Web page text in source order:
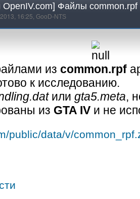
OpenIV.com] Файлы common.rpf
16:25, GooD-NTS
из common.rpf
к исследованию.
или gta5.meta,
из GTA IV и не
public/data/v/